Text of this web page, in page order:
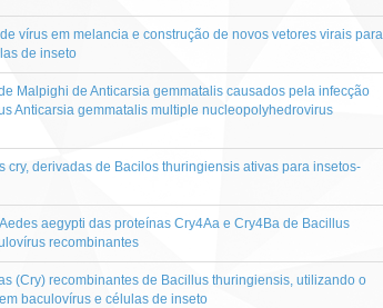
vírus em melancia e construção de novos vetores virais para
de inseto
Malpighi de Anticarsia gemmatalis causados pela infecção
Anticarsia gemmatalis multiple nucleopolyhedrovirus
cry, derivadas de Bacilos thuringiensis ativas para insetos-
aegypti das proteínas Cry4Aa e Cry4Ba de Bacillus
recombinantes
(Cry) recombinantes de Bacillus thuringiensis, utilizando o
baculovírus e células de inseto